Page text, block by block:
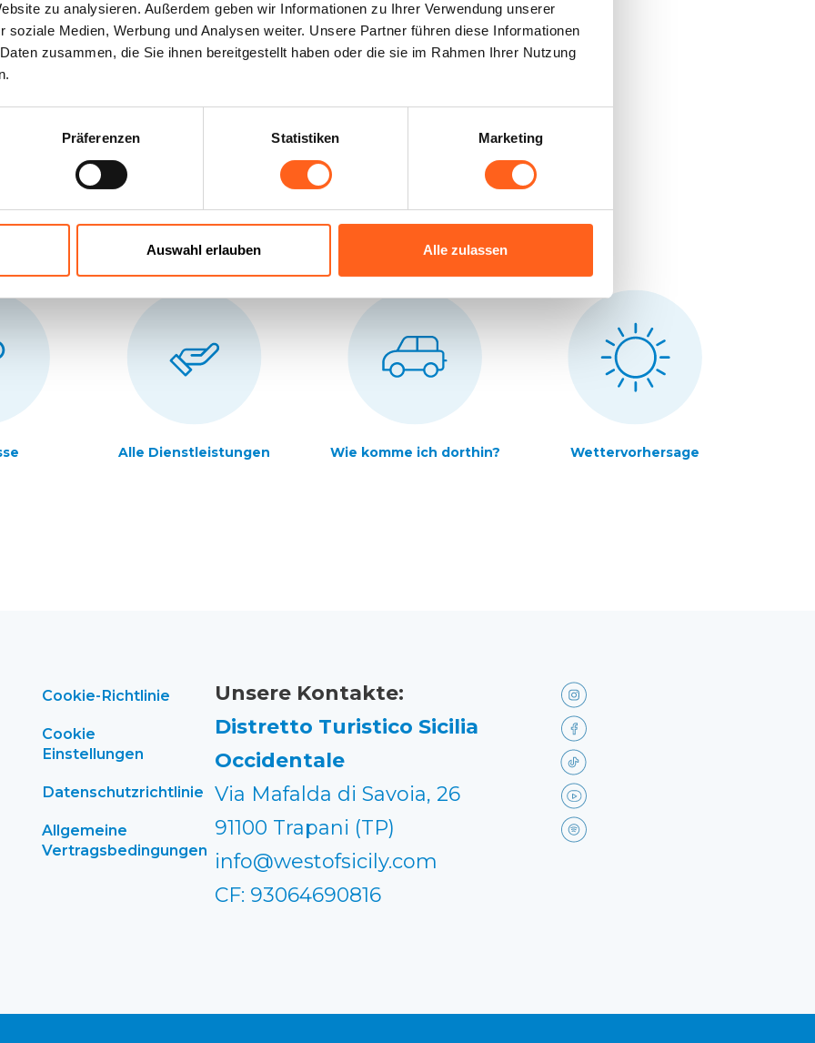
zu analysieren. Außerdem geben wir Informationen zu Ihrer Verwendung unserer
soziale Medien, Werbung und Analysen weiter. Unsere Partner führen diese Informationen
zusammen, die Sie ihnen bereitgestellt haben oder die sie im Rahmen Ihrer Nutzung
Präferenzen Statistiken Marketing
Auswahl erlauben Alle zulassen
Ihren Urlaub
Diese Website ist Ihr perfekter Urlaubsplaner! Hier
finden Sie alle wichtigen Infos und Ansprechpartner,
falls Sie Fragen haben.
Alle Dienstleistungen Wie komme ich dorthin? Wettervorhersage
Cookie-Richtlinie
Cookie
Einstellungen
Datenschutzrichtlinie
Allgemeine
Vertragsbedingungen
Unsere Kontakte:
Distretto Turistico Sicilia
Occidentale
Via Mafalda di Savoia, 26
91100 Trapani (TP)
info@westofsicily.com
CF: 93064690816